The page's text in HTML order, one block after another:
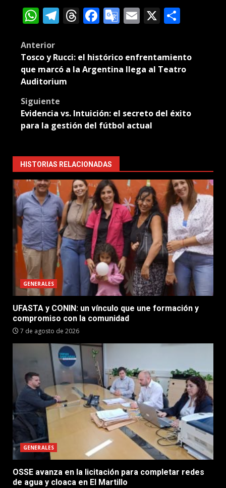
WhatsApp
Telegram
Threads
Facebook
Google
Email
X
Post
navigation
Anterior
Tosco y Rucci: el histórico enfrentamiento
que marcó a la Argentina llega al Teatro
Auditorium
Siguiente
Evidencia vs. Intuición: el secreto del éxito
para la gestión del fútbol actual
HISTORIAS RELACIONADAS
GENERALES
UFASTA y CONIN: un vínculo que une formación y
compromiso con la comunidad
7 de agosto de 2026
GENERALES
OSSE avanza en la licitación para completar redes
de agua y cloaca en El Martillo